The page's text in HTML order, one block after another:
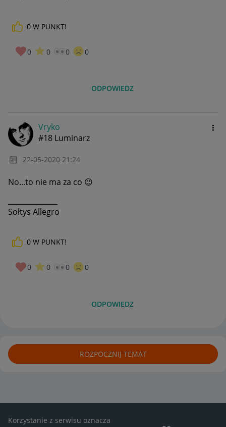
0 W PUNKT!
0 0 0 0
ODPOWIEDZ
Vryko
#18 Luminarz
‎22-05-2020 21:24
No...to nie ma za co 😉
Sołtys Allegro
0 W PUNKT!
0 0 0 0
ODPOWIEDZ
ROZPOCZNIJ TEMAT
Korzystanie z serwisu oznacza